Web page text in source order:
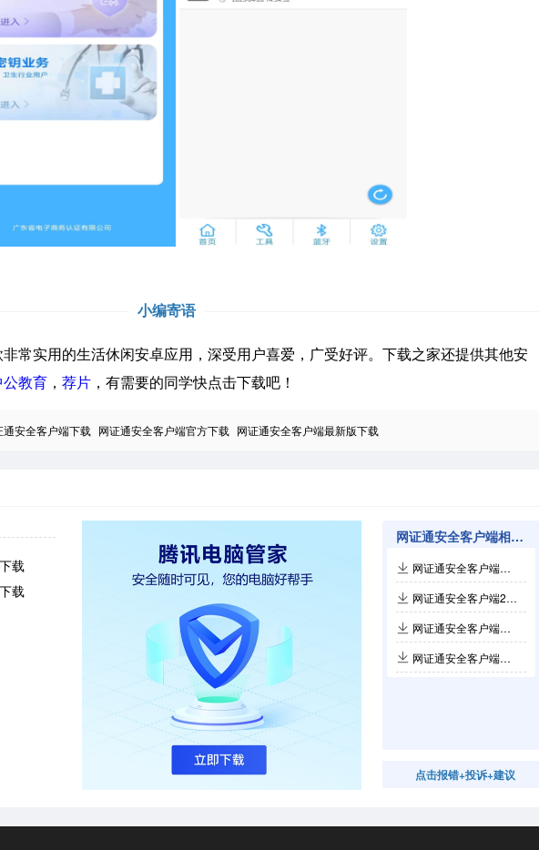
小编寄语
实用的生活休闲安卓应用，深受用户喜爱，广受好评。下载之家还提供其他安
公教育 ， 荐片 ，有需要的同学快点击下载吧！
通安全客户端下载 网证通安全客户端官方下载 网证通安全客户端最新版下载
载
载
网证通安全客户端相关软件
网证通安全客户端最新版 v31.0.2
网证通安全客户端2.13.0.0
网证通安全客户端电脑版2.13.0.0
网证通安全客户端电脑版2.13.0.0
点击报错+投诉+建议